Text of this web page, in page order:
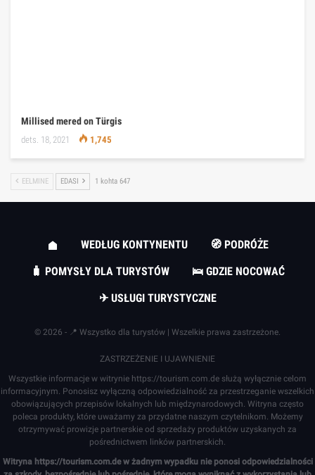
Millised mered on Türgis
dets. 18, 2021 1,745
EELMINE EDASI 1 kohta 647
WEDŁUG KONTYNENTU
🧭 PODRÓŻE
🧳 POMYSŁY DLA TURYSTÓW
🛌 GDZIE NOCOWAĆ
✈ USŁUGI TURYSTYCZNE
© 2026 - 📍 Wszystko dla turystów | Wszelkie prawa zastrzeżone.
ZASTRZEŻENIE I UJAWNIENIE
Wszystkie informacje w witrynie https://tourism.com.de służą wyłącznie celom
informacyjnym. Ponosisz wyłączną odpowiedzialność za przestrzeganie wszelkich
obowiązujących przepisów lokalnych lub międzynarodowych. Witryna często
poleca produkty, które uważamy za przydatne naszym czytelnikom. Możemy
otrzymywać prowizje partnerskie od sprzedaży produktów uzyskanych za
pośrednictwem linków partnerskich.
Witryna https://tourism.com.dew żadnym wypadku nie ponosi odpowiedzialności